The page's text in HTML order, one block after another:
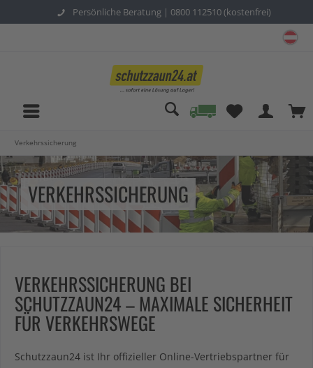
Persönliche Beratung | 0800 112510 (kostenfrei)
Verkehrssicherung
VERKEHRSSICHERUNG
VERKEHRSSICHERUNG BEI
SCHUTZZAUN24 – MAXIMALE SICHERHEIT
FÜR VERKEHRSWEGE
Schutzzaun24 ist Ihr offizieller Online-Vertriebspartner für